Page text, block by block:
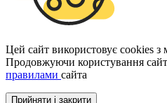
Цей сайт використовує cookies
Продовжуючи користування
правилами сайта
Прийняти і закрити